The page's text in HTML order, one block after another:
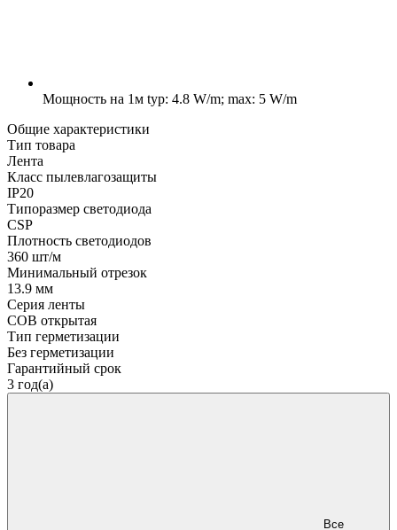
Мощность на 1м typ: 4.8 W/m; max: 5 W/m
Общие характеристики
Тип товара
Лента
Класс пылевлагозащиты
IP20
Типоразмер светодиода
CSP
Плотность светодиодов
360 шт/м
Минимальный отрезок
13.9 мм
Серия ленты
COB открытая
Тип герметизации
Без герметизации
Гарантийный срок
3 год(а)